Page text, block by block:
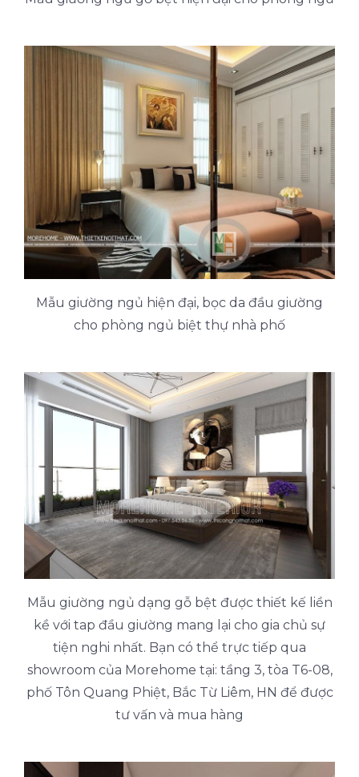
Mẫu giường ngủ hiện đại, bọc da đầu giường
cho phòng ngủ biệt thự nhà phố
Mẫu giường ngủ dạng gỗ bệt được thiết kế liền
kề với tap đầu giường mang lại cho gia chủ sự
tiện nghi nhất. Bạn có thể trực tiếp qua
showroom của Morehome tại: tầng 3, tòa T6-08,
phố Tôn Quang Phiệt, Bắc Từ Liêm, HN để được
tư vấn và mua hàng